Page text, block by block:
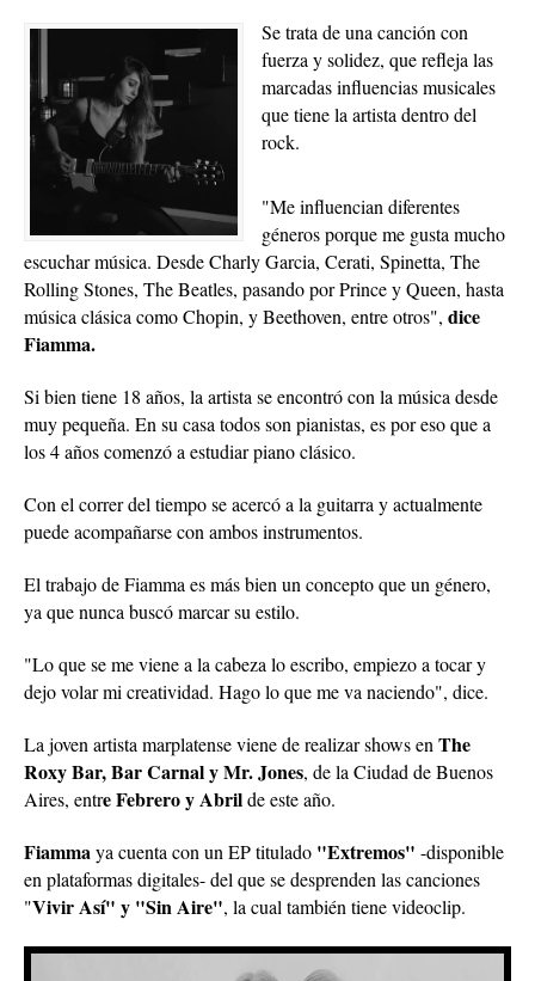
Se trata de una canción con
fuerza y solidez, que refleja las
marcadas influencias musicales
que tiene la artista dentro del
rock.
"Me influencian diferentes
géneros porque me gusta mucho
escuchar música. Desde Charly Garcia, Cerati, Spinetta, The
Rolling Stones, The Beatles, pasando por Prince y Queen, hasta
música clásica como Chopin, y Beethoven, entre otros", dice
Fiamma.
Si bien tiene 18 años, la artista se encontró con la música desde
muy pequeña. En su casa todos son pianistas, es por eso que a
los 4 años comenzó a estudiar piano clásico.
Con el correr del tiempo se acercó a la guitarra y actualmente
puede acompañarse con ambos instrumentos.
El trabajo de Fiamma es más bien un concepto que un género,
ya que nunca buscó marcar su estilo.
"Lo que se me viene a la cabeza lo escribo, empiezo a tocar y
dejo volar mi creatividad. Hago lo que me va naciendo", dice.
La joven artista marplatense viene de realizar shows en The
Roxy Bar, Bar Carnal y Mr. Jones, de la Ciudad de Buenos
Aires, entre Febrero y Abrilde este año.
Fiammaya cuenta con un EP titulado "Extremos" -disponible
en plataformas digitales- del que se desprenden las canciones
"Vivir Así" y "Sin Aire", la cual también tiene videoclip.